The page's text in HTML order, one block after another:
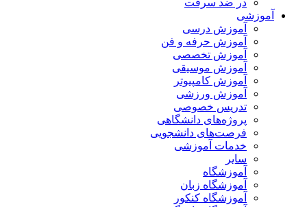
در ضد سرقت
آموزشی
آموزش درسی
آموزش حرفه و فن
آموزش تخصصی
آموزش موسیقی
آموزش کامپیوتر
آموزش ورزشی
تدریس خصوصی
پروژه‌های دانشگاهی
فرصت‌های دانشجویی
خدمات آموزشی
سایر
آموزشگاه
آموزشگاه زبان
آموزشگاه کنکور